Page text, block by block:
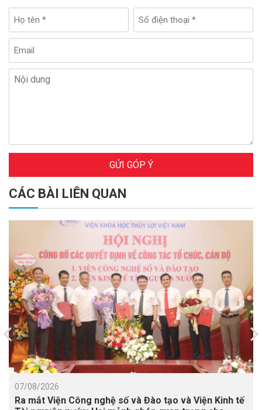
GỬI GÓP Ý
CÁC BÀI LIÊN QUAN
07/08/2026
Ra mắt Viện Công nghệ số và Đào tạo và Viện Kinh tế